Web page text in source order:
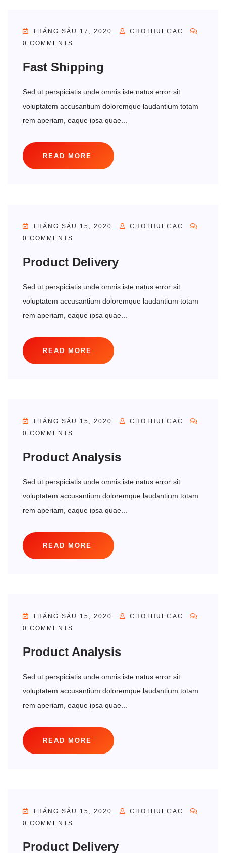
THÁNG SÁU 17, 2020
CHOTHUECAC
0 COMMENTS
Fast Shipping
Sed ut perspiciatis unde omnis iste natus error sit
voluptatem accusantium doloremque laudantium totam
rem aperiam, eaque ipsa quae...
READ MORE
THÁNG SÁU 15, 2020
CHOTHUECAC
0 COMMENTS
Product Delivery
Sed ut perspiciatis unde omnis iste natus error sit
voluptatem accusantium doloremque laudantium totam
rem aperiam, eaque ipsa quae...
READ MORE
THÁNG SÁU 15, 2020
CHOTHUECAC
0 COMMENTS
Product Analysis
Sed ut perspiciatis unde omnis iste natus error sit
voluptatem accusantium doloremque laudantium totam
rem aperiam, eaque ipsa quae...
READ MORE
THÁNG SÁU 15, 2020
CHOTHUECAC
0 COMMENTS
Product Analysis
Sed ut perspiciatis unde omnis iste natus error sit
voluptatem accusantium doloremque laudantium totam
rem aperiam, eaque ipsa quae...
READ MORE
THÁNG SÁU 15, 2020
CHOTHUECAC
0 COMMENTS
Product Delivery